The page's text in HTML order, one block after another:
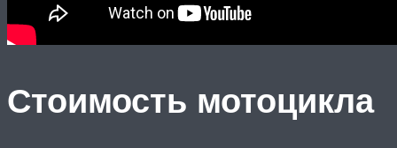
Стоимость мотоцикла